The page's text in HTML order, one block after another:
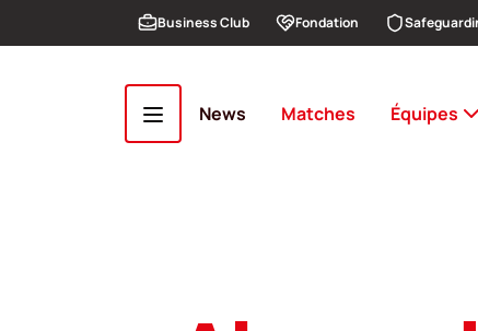
Aller au contenu principalBusiness Club Fondation
News Matches Équipes